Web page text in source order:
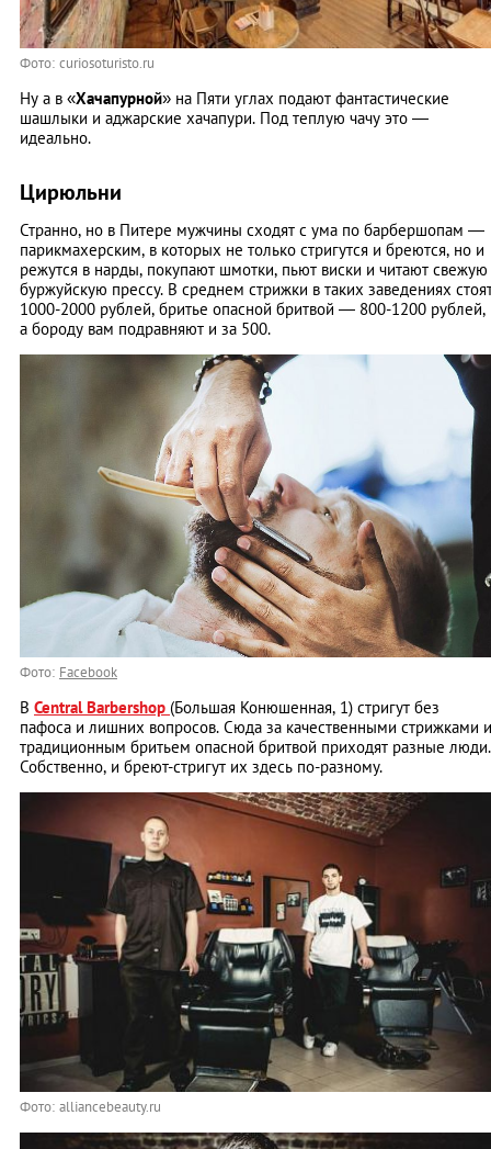
Фото: curiosoturisto.ru
Ну а в «Хачапурной» на Пяти углах подают фантастические
шашлыки и аджарские хачапури. Под теплую чачу это —
идеально.
Цирюльни
Странно, но в Питере мужчины сходят с ума по барбершопам —
парикмахерским, в которых не только стригутся и бреются, но и
режутся в нарды, покупают шмотки, пьют виски и читают свежую
буржуйскую прессу. В среднем стрижки в таких заведениях
1000-2000 рублей, бритье опасной бритвой — 800-1200 рублей,
а бороду вам подравняют и за 500.
Фото: Facebook
В Central Barbershop (Большая Конюшенная, 1) стригут без
пафоса и лишних вопросов. Сюда за качественными стрижками и
традиционным бритьем опасной бритвой приходят разные люди.
Собственно, и бреют-стригут их здесь по-разному.
Фото: alliancebeauty.ru